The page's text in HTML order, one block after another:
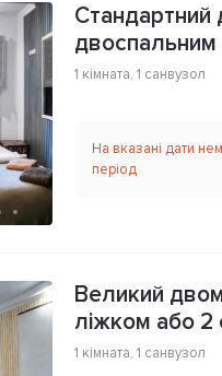
Стандартний
1 кімната, 1 санвузол
На вказані дати
період
Великий
ліжком або 2
1 кімната, 1 санвузол